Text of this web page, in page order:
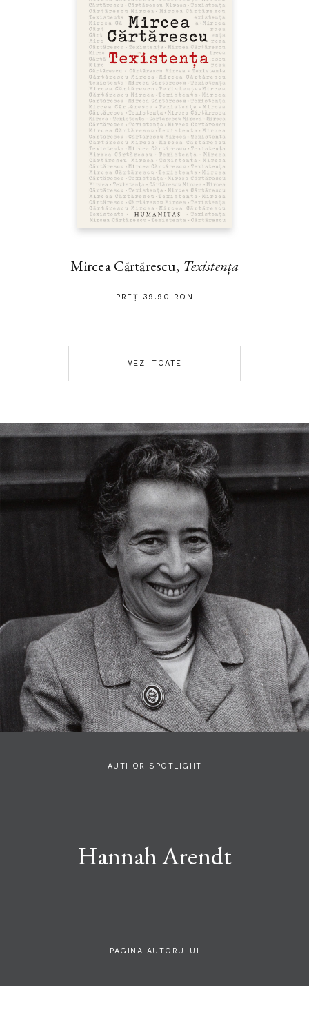
Mircea Cărtărescu, Texistența
PREȚ 39.90 RON
VEZI TOATE
AUTHOR SPOTLIGHT
Hannah Arendt
PAGINA AUTORULUI